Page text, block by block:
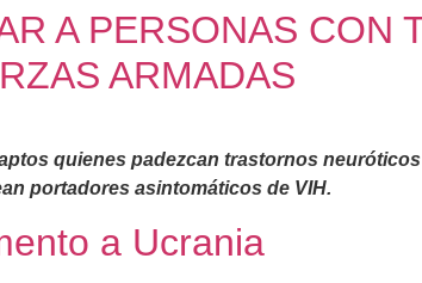
A PERSONAS CON
ARMADAS
quienes padezcan trastornos
portadores asintomáticos de VIH.
a Ucrania